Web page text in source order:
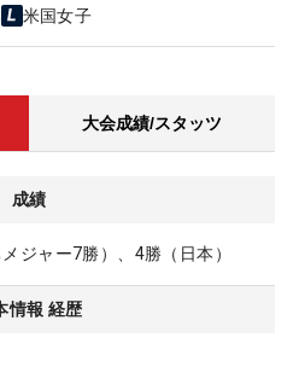
米国女子
大会成績/スタッツ
成績
ジャー7勝）、4勝（日本）
情報 経歴